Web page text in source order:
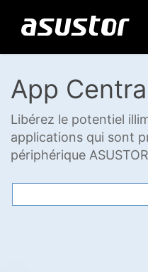
App
Libérez le potentiel
applications qui sont
périphérique